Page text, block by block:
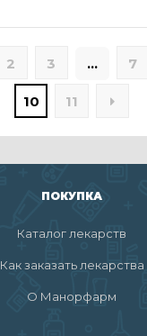
2 3 … 7
10 11
ПОКУПКА
Каталог лекарств
Как заказать лекарства
О Манорфарм